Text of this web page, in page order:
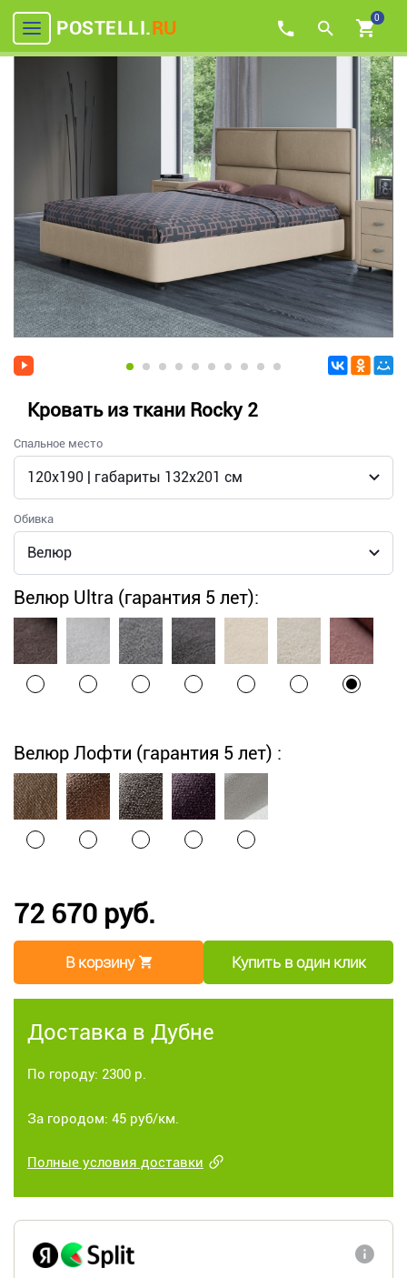
POSTELLI.RU 0
Кровать из ткани Rocky 2
Спальное место
Обивка
Велюр Ultra (гарантия 5 лет):
Велюр Лофти (гарантия 5 лет) :
72 670 руб.
В корзину Купить в один клик
Доставка в Дубне
По городу: 2300 р.
За городом: 45 руб/км.
Полные условия доставки